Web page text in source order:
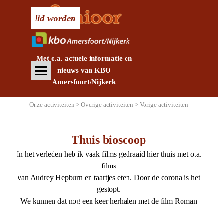
Ga naar de inhoud
lid worden
Met o.a. actuele informatie en
nieuws van KBO
Amersfoort/Nijkerk
Menu overslaan
Onze activiteiten > Overige activiteiten > Vorige activiteiten
Thuis bioscoop
In het verleden heb ik vaak films gedraaid hier thuis met o.a.
films
van Audrey Hepburn en taartjes eten. Door de corona is het
gestopt.
We kunnen dat nog een keer herhalen met de film Roman